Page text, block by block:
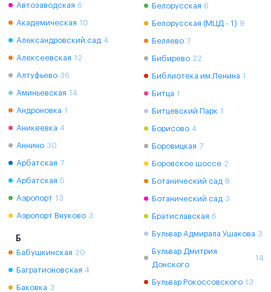
Автозаводская 6
Академическая 10
Александровский сад 4
Алексеевская 12
Алтуфьево 36
Аминьевская 14
Андроновка 1
Аникеевка 4
Аннино 30
Арбатская 7
Арбатская 5
Аэропорт 13
Аэропорт Внуково 3
Б
Бабушкинская 20
Багратионовская 4
Баковка 3
Белорусская 6
Белорусская (МЦД - 1) 9
Беляево 7
Бибирево 22
Библиотека им.Ленина 1
Битца 1
Битцевский Парк 1
Борисово 4
Боровицкая 7
Боровское шоссе 2
Ботанический сад 8
Ботанический сад 3
Братиславская 6
Бульвар Адмирала Ушакова 3
Бульвар Дмитрия
Донского
14
Бульвар Рокоссовского 13